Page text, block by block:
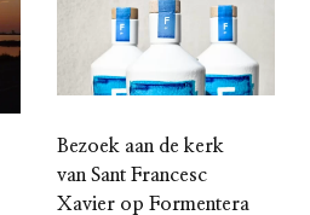
Bezoek aan de kerk
van Sant Francesc
Xavier op Formentera